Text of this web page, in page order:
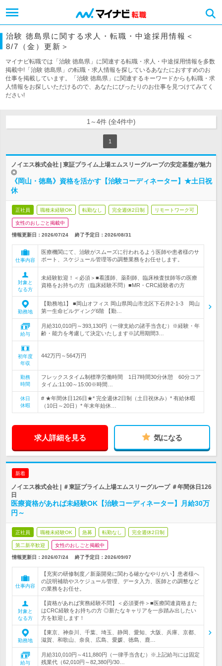
治験 徳島県に関する求人・転職・中途採用情報＜
8/7（金）更新＞
マイナビ転職では「治験 徳島県」に関連する転職・求人・中途採用情報を多数
掲載中!「治験 徳島県」の転職・求人情報を探しているあなたにおすすめのお
仕事を掲載しています。「治験 徳島県」に関連するキーワードからも転職・求
人情報をお探しいただけるので、あなたにぴったりのお仕事を見つけてみてく
ださい!
1～4件 (全4件中)
1
ノイエス株式会社 | 東証プライム上場エムスリーグループの安定基盤が魅力
◎
《岡山・徳島》資格を活かす【治験コーディネーター】★土日祝
休
正社員 職種未経験OK 転勤なし 完全週休2日制 リモートワーク可
女性のおしごと掲載中
情報更新日：2026/07/24 終了予定日： 2026/08/31
仕事内容
医療機関にて、治験がスムーズに行われるよう医師や患者様のサ
ポート、スケジュール管理等の調整業務をお任せします。
対象と
なる方
未経験歓迎！＜必須＞■看護師、薬剤師、臨床検査技師等の医療
資格をお持ちの方（臨床経験不問）■MR・CRC経験者の方
勤務地
【勤務地1】 ■岡山オフィス 岡山県岡山市北区下石井2-1-3 岡山
第一生命ビルディング6階 【勤…
給与
月給310,010円～393,130円（一律支給の諸手当含む）※経験・年
齢・能力を考慮して決定いたします※試用期間3…
初年度
年収
442万円～564万円
勤務
時間
フレックスタイム制標準労働時間 1日7時間30分休憩 60分コア
タイム:11:00～15:00※時間…
休日
休暇
# ★年間休日126日★* 完全週休2日制（土日祝休み）* 有給休暇
（10日～20日）* 年末年始休…
求人詳細を見る 気になる
新着
ノイエス株式会社 | ＃東証プライム上場エムスリーグループ ＃年間休日126
日
医療資格があれば未経験OK【治験コーディネーター】月給30万
円～
正社員 職種未経験OK 急募 転勤なし 完全週休2日制
第二新卒歓迎 女性のおしごと掲載中
情報更新日：2026/07/24 終了予定日： 2026/09/07
仕事内容
【充実の研修制度／新薬開発に関わる確かなやりがい】患者様へ
の説明補助やスケジュール管理、データ入力、医師との調整など
の業務をお任せ。
対象と
なる方
【資格があれば実務経験不問】＜必須要件＞■医療関連資格また
はCRC経験をお持ちの方 ◎新たなキャリアを一歩踏み出したい
方を歓迎します！
勤務地
【東京、神奈川、千葉、埼玉、静岡、愛知、大阪、兵庫、京都、
滋賀、和歌山、奈良、広島、愛媛、徳島、鹿…
給与
月給310,010円～411,880円（一律手当含む）※上記給与には固定
残業代（62,010円～82,380円/30…